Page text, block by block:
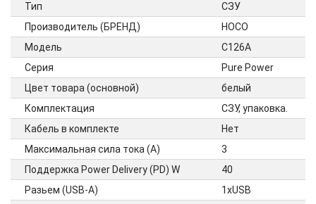
Тип
СЗУ
Производитель (БРЕНД)
HOCO
Модель
C126A
Серия
Pure Power
Цвет товара (основной)
белый
Комплектация
СЗУ, упаковка.
Кабель в комплекте
Нет
Максимальная сила тока (А)
3
Поддержка Power Delivery (PD) W
40
Разьем (USB-A)
1xUSB